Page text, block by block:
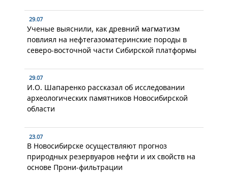
29.07
Ученые выяснили, как древний магматизм
повлиял на нефтегазоматеринские породы в
северо-восточной части Сибирской платформы
29.07
И.О. Шапаренко рассказал об исследовании
археологических памятников Новосибирской
области
23.07
В Новосибирске осуществляют прогноз
природных резервуаров нефти и их свойств на
основе Прони-фильтрации